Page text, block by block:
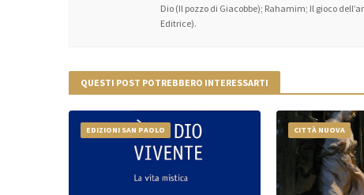
Dio (Il pozzo di Giacobbe); Rahamim; Il gioco
Editrice).
QUESTI POST POTREBBERO INTERESSARTI
EDIZIONI SAN PAOLO CITTÀ NUOVA